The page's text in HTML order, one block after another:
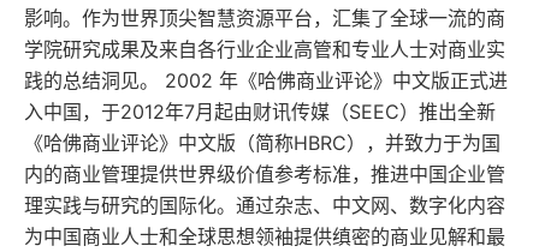
影响。作为世界顶尖智慧资源平台，汇集了全球一流的商
学院研究成果及来自各行业企业高管和专业人士对商业实
践的总结洞见。 2002 年《哈佛商业评论》中文版正式进
入中国，于2012年7月起由财讯传媒（SEEC）推出全新
《哈佛商业评论》中文版（简称HBRC），并致力于为国
内的商业管理提供世界级价值参考标准，推进中国企业管
理实践与研究的国际化。通过杂志、中文网、数字化内容
为中国商业人士和全球思想领袖提供缜密的商业见解和最